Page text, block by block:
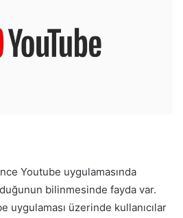
Youtube uygulamasında
bilinmesinde fayda var.
uygulaması üzerinde kullanıcılar